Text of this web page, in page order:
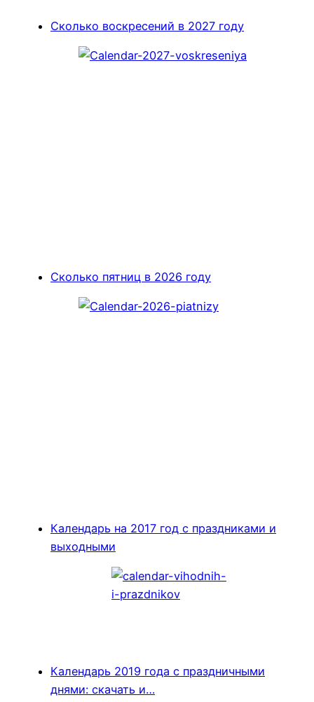
Сколько воскресений в 2027 году
Сколько пятниц в 2026 году
Календарь на 2017 год с праздниками и
выходными
Календарь 2019 года с праздничными
днями: скачать и…